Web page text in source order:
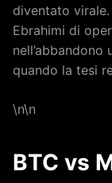
diventato
Ebrahimi di
quando la tesi
\n\n
BTC vs